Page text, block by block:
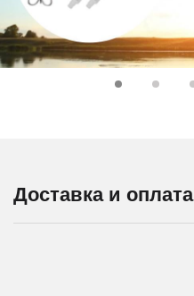
Доставка и оплата